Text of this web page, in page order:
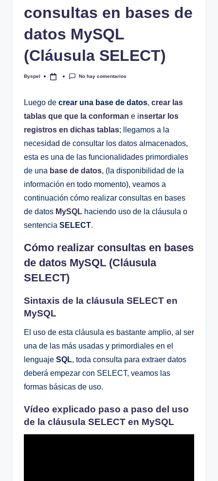
consultas en bases de
datos MySQL
(Cláusula SELECT)
Publicado
Byspel No hay comentarios
Luego de crear una base de datos, crear las
tablas que que la conforman e insertar los
registros en dichas tablas; llegamos a la
necesidad de consultar los datos almacenados,
esta es una de las funcionalidades primordiales
de una base de datos, (la disponibilidad de la
información en todo momento), veamos a
continuación cómo realizar consultas en bases
de datos MySQL haciendo uso de la cláusula o
sentencia SELECT.
Cómo realizar consultas en bases
de datos MySQL (Cláusula
SELECT)
Sintaxis de la cláusula SELECT en
MySQL
El uso de esta cláusula es bastante amplio, al ser
una de las más usadas y primordiales en el
lenguaje SQL, toda consulta para extraer datos
deberá empezar con SELECT, veamos las
formas básicas de uso.
Vídeo explicado paso a paso del uso
de la cláusula SELECT en MySQL